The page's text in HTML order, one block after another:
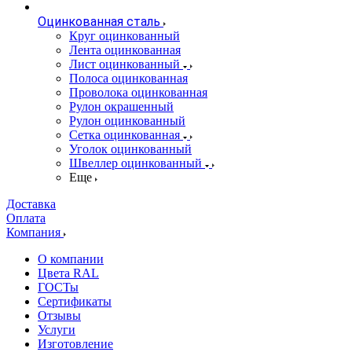
Оцинкованная сталь
Круг оцинкованный
Лента оцинкованная
Лист оцинкованный
Полоса оцинкованная
Проволока оцинкованная
Рулон окрашенный
Рулон оцинкованный
Сетка оцинкованная
Уголок оцинкованный
Швеллер оцинкованный
Еще
Доставка
Оплата
Компания
О компании
Цвета RAL
ГОСТы
Сертификаты
Отзывы
Услуги
Изготовление